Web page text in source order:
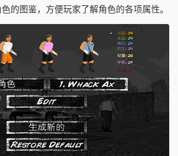
的图鉴，方便玩家了解角色的各项属性。